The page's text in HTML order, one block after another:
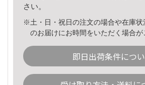
さい。
※土・日・祝日の注文の場合や在庫状
のお届けにお時間をいただく場合が
即日出荷条件につ